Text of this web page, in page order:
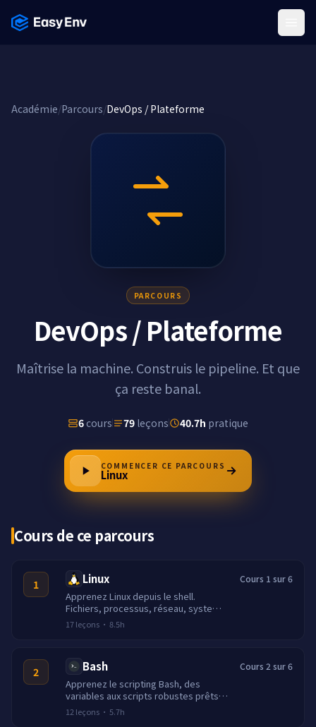
Académie/Parcours/DevOps / Plateforme
PARCOURS
DevOps / Plateforme
Maîtrise la machine. Construis le pipeline. Et que
ça reste banal.
6cours 79 leçons 40.7h pratique
COMMENCER CE PARCOURS
Linux
Cours de ce parcours
1 Linux
Apprenez Linux depuis le shell.
Fichiers, processus, réseau, systemd,
scripts et gestion de services réels.
17leçons · 8.5h
Cours 1 sur 6
2 Bash
Apprenez le scripting Bash, des
variables aux scripts robustes prêts
pour la production. Boucles, tableaux,
traps, set -euo pipefail et un projet
12 leçons · 5.7h
Cours 2 sur 6